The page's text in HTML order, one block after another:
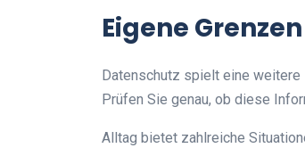
Eigene
Datenschutz spielt eine
Prüfen Sie genau, ob diese
Alltag bietet zahlreiche